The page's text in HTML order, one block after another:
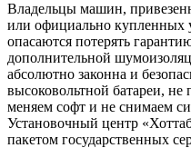
Владельцы машин,
или официально купленных
опасаются потерять
дополнительной
абсолютно законна и
высоковольтной батареи,
меняем софт и не снимаем
Установочный центр
пакетом государственных